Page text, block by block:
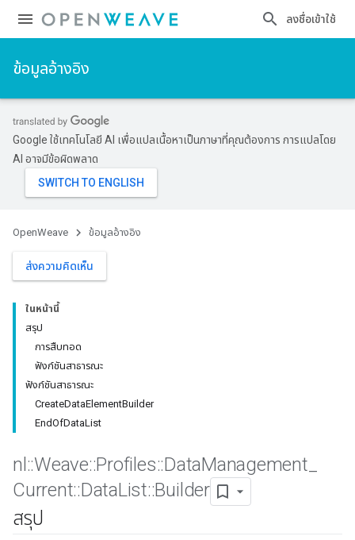
ลงชื่อเข้าใช้
ข้อมูลอ้างอิง
Google ใช้เทคโนโลยี AI เพื่อแปลเนื้อหาเป็นภาษาที่คุณต้องการ การแปลโดย
AI อาจมีข้อผิดพลาด
OpenWeave ข้อมูลอ้างอิง
ส่งความคิดเห็น
ในหน้านี้
สรุป
การสืบทอด
ฟังก์ชันสาธารณะ
ฟังก์ชันสาธารณะ
CreateDataElementBuilder
EndOfDataList
nl ::Weave::Profiles::DataManagement
Current::DataList::Builder
สรุป